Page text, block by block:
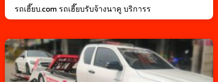
รถเฮี๊ยบ.com รถเฮี๊ยบรับจ้างนาคู บริการร